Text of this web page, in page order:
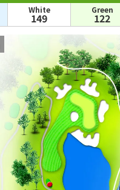
White
149
Green
122